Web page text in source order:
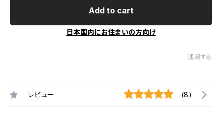
Add to cart
日本国内にお住まいの方向け
通報する
レビュー (8)